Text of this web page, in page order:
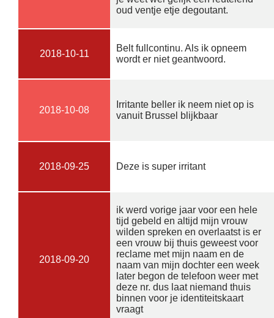
oud ventje etje degoutant.
2018-10-11
Belt fullcontinu. Als ik opneem
wordt er niet geantwoord.
2018-10-08
Irritante beller ik neem niet op is
vanuit Brussel blijkbaar
2018-09-25 Deze is super irritant
2018-09-20
ik werd vorige jaar voor een hele
tijd gebeld en altijd mijn vrouw
wilden spreken en overlaatst is er
een vrouw bij thuis geweest voor
reclame met mijn naam en de
naam van mijn dochter een week
later begon de telefoon weer met
deze nr. dus laat niemand thuis
binnen voor je identiteitskaart
vraagt